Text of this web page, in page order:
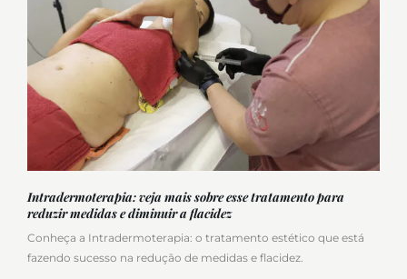
Intradermoterapia: veja mais sobre esse tratamento para
reduzir medidas e diminuir a flacidez
Conheça a Intradermoterapia: o tratamento estético que está
fazendo sucesso na redução de medidas e flacidez.